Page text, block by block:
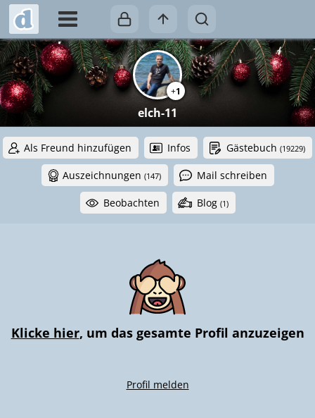
+1
elch-11
Als Freund hinzufügen Infos Gästebuch (19229)
Auszeichnungen (147) Mail schreiben
Beobachten Blog (1)
Klicke hier, um das gesamte Profil anzuzeigen
Profil melden